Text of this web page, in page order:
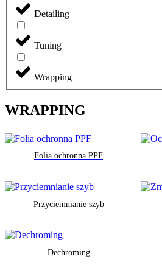
Detailing
Tuning
Wrapping
WRAPPING
Folia ochronna PPF
Przyciemnianie szyb
Dechroming